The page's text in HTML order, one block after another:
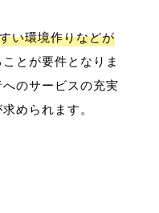
い環境作りなどが
とが要件となりま
のサービスの充実